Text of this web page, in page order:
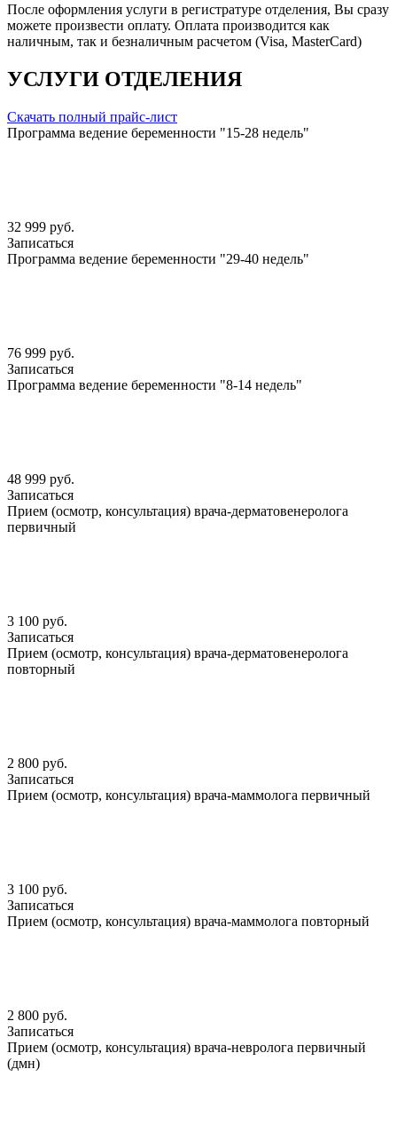
После оформления услуги в регистратуре отделения, Вы сразу
можете произвести оплату. Оплата производится как
наличным, так и безналичным расчетом (Visa, MasterCard)
УСЛУГИ ОТДЕЛЕНИЯ
Скачать полный прайс-лист
Программа ведение беременности "15-28 недель"
32 999 руб.
Записаться
Программа ведение беременности "29-40 недель"
76 999 руб.
Записаться
Программа ведение беременности "8-14 недель"
48 999 руб.
Записаться
Прием (осмотр, консультация) врача-дерматовенеролога
первичный
3 100 руб.
Записаться
Прием (осмотр, консультация) врача-дерматовенеролога
повторный
2 800 руб.
Записаться
Прием (осмотр, консультация) врача-маммолога первичный
3 100 руб.
Записаться
Прием (осмотр, консультация) врача-маммолога повторный
2 800 руб.
Записаться
Прием (осмотр, консультация) врача-невролога первичный
(дмн)